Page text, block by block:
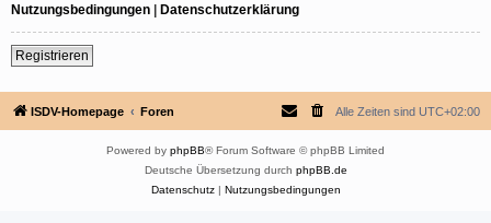
Nutzungsbedingungen | Datenschutzerklärung
Registrieren
ISDV-Homepage Foren Alle Zeiten sind UTC+02:00
Powered by phpBB® Forum Software © phpBB Limited
Deutsche Übersetzung durch phpBB.de
Datenschutz| Nutzungsbedingungen